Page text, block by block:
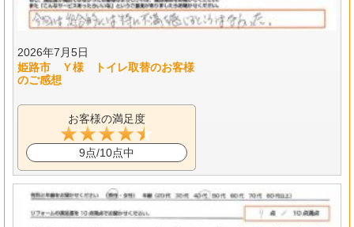
2026年7月5日
姫路市 Ｙ様 トイレ取替のお客様
のご感想
お客様の満足度
9点/10点中